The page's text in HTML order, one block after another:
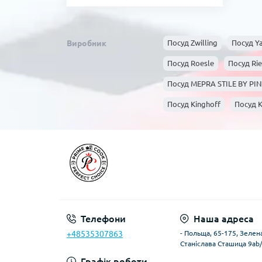
Виробник Посуд Zwilling Посуд
Посуд Roesle Посуд
Посуд MEPRA STILE BY
Посуд Kinghoff Посуд
Телефони
+48535307863
Наша адреса
- Польща, 65-175,
Станіслава Сташица